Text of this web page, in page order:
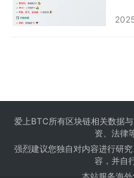
爱上BTC所有区块链相关数据
资、法律
强烈建议您独自对内容进行研
容，并自